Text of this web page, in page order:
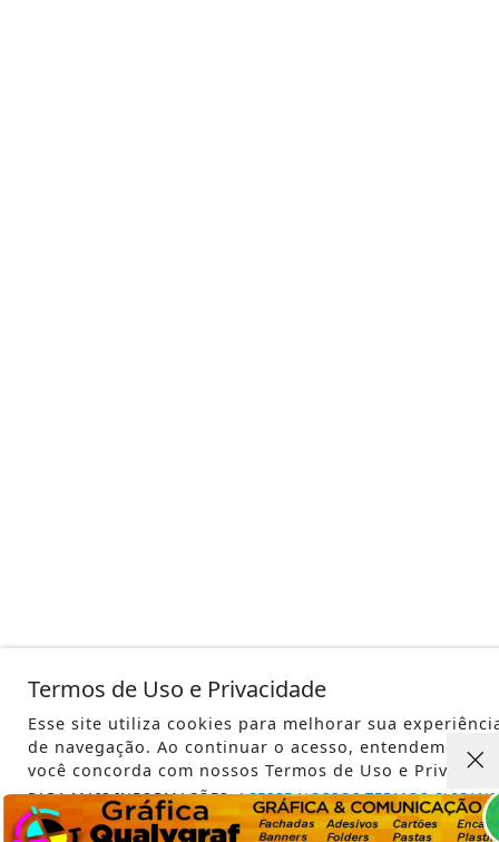
Termos de Uso e Privacidade
Esse site utiliza cookies para melhorar sua
de navegação. Ao continuar o acesso, entendemos
você concorda com nossos Termos de Uso e
PARA MAIS INFORMAÇÕES,ACESSE NOSSOS TERMOS
AQUI